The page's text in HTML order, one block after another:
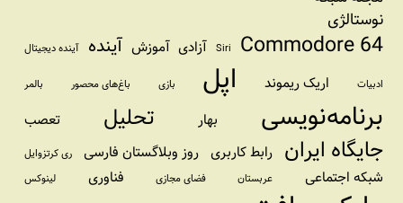
نوستالژی
Commodore 64
Siri آزادی آموزش آینده آینده دیجیتال
ادبیات اریک ریموند اپل بازی باغ‌های محصور بالمر
برنامه‌نویسی بهار تحلیل تعصب
جایگاه ایران رابط کاربری روز وبلاگستان فارسی ری کرتزوایل
شبکه اجتماعی عربستان فضای مجازی فناوری لینوکس